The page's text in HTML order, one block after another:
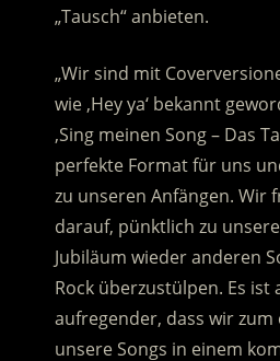
„Tausch“ anbieten.
„Wir sind mit
wie ‚Hey ya‘ bekannt
‚Sing meinen Song – Das
perfekte Format für uns
zu unseren Anfängen. Wir
darauf, pünktlich zu
Jubiläum wieder anderen
Rock überzustülpen. Es ist
aufregender, dass wir zum
unsere Songs in einem